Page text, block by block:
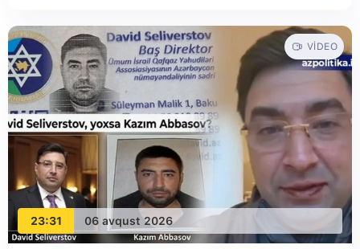
23:31 06 avqust 2026
VIDEO